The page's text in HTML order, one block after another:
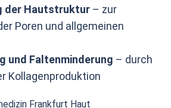
der Hautstruktur – zur
Poren und allgemeinen
und Faltenminderung – durch
Kollagenproduktion